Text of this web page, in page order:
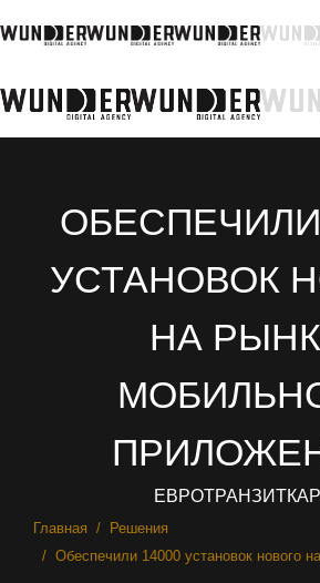
ОБЕСПЕЧИЛИ
УСТАНОВОК
НА
Главная
Решения
Обеспечили 14000 установок нового